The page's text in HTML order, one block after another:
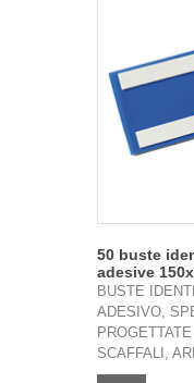
50 buste
adesive
BUSTE
ADESIVO,
SCAFFALI,